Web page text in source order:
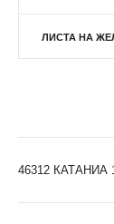
ЛИСТА НА
46312 КАТАНИА